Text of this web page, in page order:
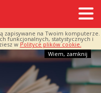
zapisywane na Twoim komputerze.
funkcjonalnych, statystycznych i
w Polityce plików cookie.
Wiem, zamknij